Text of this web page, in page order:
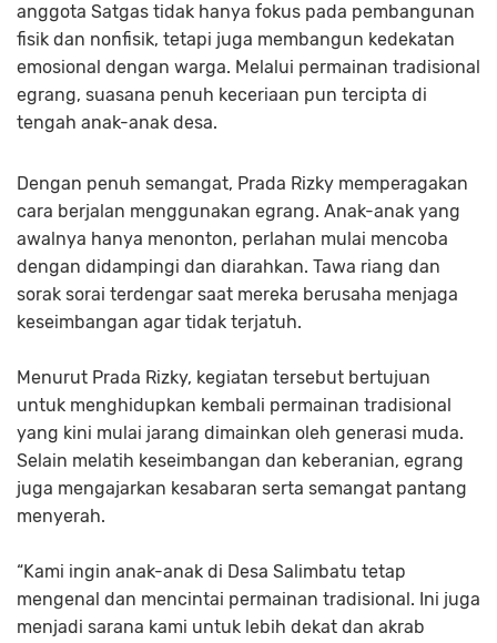
anggota Satgas tidak hanya fokus pada pembangunan
fisik dan nonfisik, tetapi juga membangun kedekatan
emosional dengan warga. Melalui permainan tradisional
egrang, suasana penuh keceriaan pun tercipta di
tengah anak-anak desa.
Dengan penuh semangat, Prada Rizky memperagakan
cara berjalan menggunakan egrang. Anak-anak yang
awalnya hanya menonton, perlahan mulai mencoba
dengan didampingi dan diarahkan. Tawa riang dan
sorak sorai terdengar saat mereka berusaha menjaga
keseimbangan agar tidak terjatuh.
Menurut Prada Rizky, kegiatan tersebut bertujuan
untuk menghidupkan kembali permainan tradisional
yang kini mulai jarang dimainkan oleh generasi muda.
Selain melatih keseimbangan dan keberanian, egrang
juga mengajarkan kesabaran serta semangat pantang
menyerah.
“Kami ingin anak-anak di Desa Salimbatu tetap
mengenal dan mencintai permainan tradisional. Ini juga
menjadi sarana kami untuk lebih dekat dan akrab